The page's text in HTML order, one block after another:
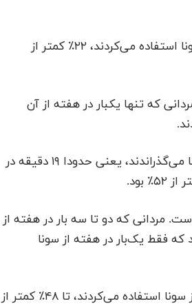
۱.مرگ ناگهانی ناشی از بیماری‌های قلبی در مردانی که دو تا سه بار در هفته از سونا استفاده می‌کردند، ۲۲٪ کمتر از
که تنها یکبار در هفته از آن
۳. مرگ ناگهانی ناشی از حملات قلبی در فنلاندی‌هایی که زمان بیشتری را در سونا می‌گذراندند، یعنی حدودا ۱۹ دقیقه در
مردانی که دو تا سه بار در هفته از
بیماری تا ۲۳٪ کمتر از آن‌هایی بود که فقط یک‌بار در هفته از سونا
۵. خطر مرگ ناشی از تصلب سرخرگ‌ها در مردانی که چهار بار یا بیشتر در هفته از سونا استفاده می‌کردند، تا ۴۸٪ کمتر از